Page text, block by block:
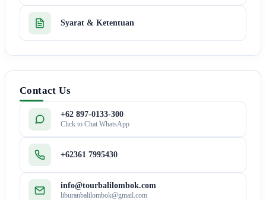
Syarat & Ketentuan
Contact Us
+62 897-0133-300
Click to Chat WhatsApp
+62361 7995430
info@tourbalilombok.com
liburanbalilombok@gmail.com